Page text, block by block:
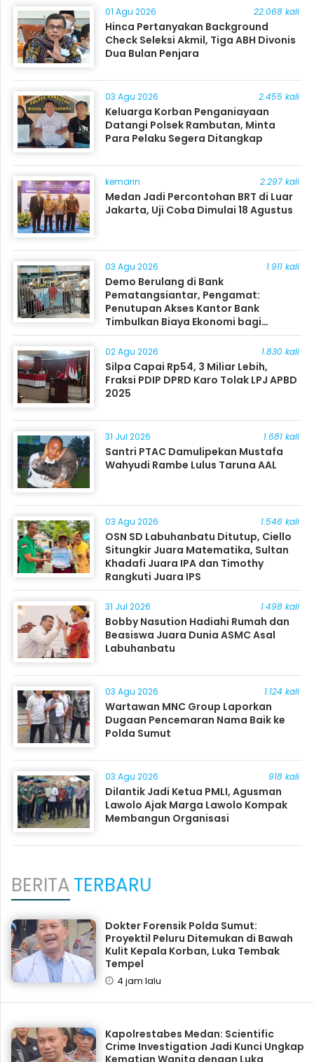
01 Agu 2026 22.068 kali
Hinca Pertanyakan Background
Check Seleksi Akmil, Tiga ABH Divonis
Dua Bulan Penjara
03 Agu 2026 2.455 kali
Keluarga Korban Penganiayaan
Datangi Polsek Rambutan, Minta
Para Pelaku Segera Ditangkap
kemarin 2.297 kali
Medan Jadi Percontohan BRT di Luar
Jakarta, Uji Coba Dimulai 18 Agustus
03 Agu 2026 1.911 kali
Demo Berulang di Bank
Pematangsiantar, Pengamat:
Penutupan Akses Kantor Bank
Timbulkan Biaya Ekonomi bagi
Masyarakat
02 Agu 2026 1.830 kali
Silpa Capai Rp54, 3 Miliar Lebih,
Fraksi PDIP DPRD Karo Tolak LPJ APBD
2025
31 Jul 2026 1.681 kali
Santri PTAC Damulipekan Mustafa
Wahyudi Rambe Lulus Taruna AAL
03 Agu 2026 1.546 kali
OSN SD Labuhanbatu Ditutup, Ciello
Situngkir Juara Matematika, Sultan
Khadafi Juara IPA dan Timothy
Rangkuti Juara IPS
31 Jul 2026 1.498 kali
Bobby Nasution Hadiahi Rumah dan
Beasiswa Juara Dunia ASMC Asal
Labuhanbatu
03 Agu 2026 1.124 kali
Wartawan MNC Group Laporkan
Dugaan Pencemaran Nama Baik ke
Polda Sumut
03 Agu 2026 918 kali
Dilantik Jadi Ketua PMLI, Agusman
Lawolo Ajak Marga Lawolo Kompak
Membangun Organisasi
BERITATERBARU
Dokter Forensik Polda Sumut:
Proyektil Peluru Ditemukan di Bawah
Kulit Kepala Korban, Luka Tembak
Tempel
4 jam lalu
Kapolrestabes Medan: Scientific
Crime Investigation Jadi Kunci Ungkap